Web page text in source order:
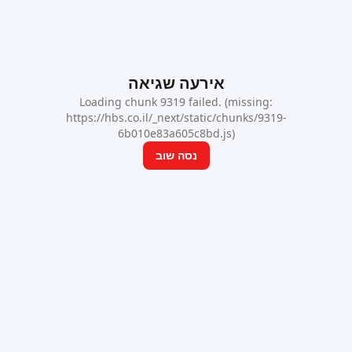
אירעה שגיאה
Loading chunk 9319 failed. (missing:
https://hbs.co.il/_next/static/chunks/9319-
6b010e83a605c8bd.js)